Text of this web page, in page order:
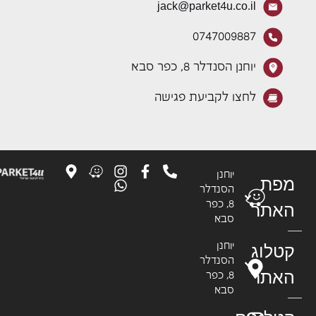
jack@parket4u.co.il
0747009887
יוחנן הסנדלר 8, כפר סבא
לחצו לקביעת פגישה
הסנדלר
8, כפר
סבא
יוחנן
הסנדלר
8, כפר